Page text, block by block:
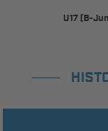
U17 (B-